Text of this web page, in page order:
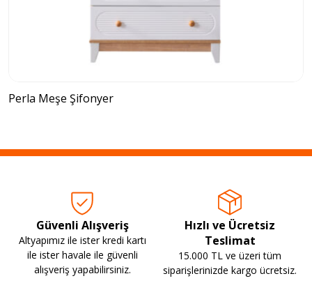
Perla Meşe Şifonyer
Güvenli Alışveriş
Altyapımız ile ister kredi kartı
ile ister havale ile güvenli
alışveriş yapabilirsiniz.
Hızlı ve Ücretsiz
Teslimat
15.000 TL ve üzeri tüm
siparişlerinizde kargo ücretsiz.